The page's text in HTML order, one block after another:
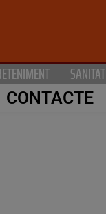
SANITAT
CONTACTE